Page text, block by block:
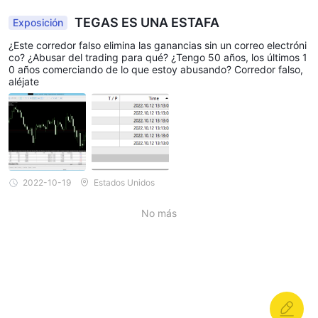
Exposición TEGAS ES UNA ESTAFA
¿Este corredor falso elimina las ganancias sin un correo electróni
co? ¿Abusar del trading para qué? ¿Tengo 50 años, los últimos 1
0 años comerciando de lo que estoy abusando? Corredor falso,
aléjate
2022-10-19 Estados Unidos
No más